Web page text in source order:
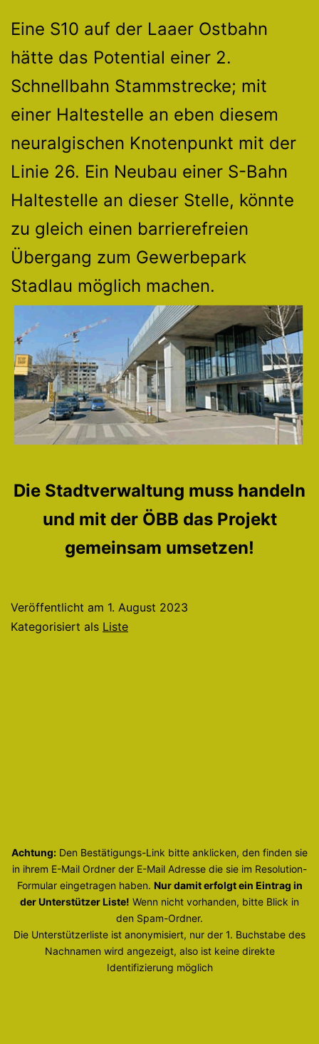
Eine S10 auf der Laaer Ostbahn
hätte das Potential einer 2.
Schnellbahn Stammstrecke; mit
einer Haltestelle an eben diesem
neuralgischen Knotenpunkt mit der
Linie 26. Ein Neubau einer S-Bahn
Haltestelle an dieser Stelle, könnte
zu gleich einen barrierefreien
Übergang zum Gewerbepark
Stadlau möglich machen.
Die Stadtverwaltung muss handeln
und mit der ÖBB das Projekt
gemeinsam umsetzen!
Veröffentlicht am 1. August 2023
Kategorisiert als Liste
Achtung: Den Bestätigungs-Link bitte anklicken, den finden sie
in ihrem E-Mail Ordner der E-Mail Adresse die sie im Resolution-
Formular eingetragen haben. Nur damit erfolgt ein Eintrag in
der Unterstützer Liste! Wenn nicht vorhanden, bitte Blick in
den Spam-Ordner.
Die Unterstützerliste ist anonymisiert, nur der 1. Buchstabe des
Nachnamen wird angezeigt, also ist keine direkte
Identifizierung möglich